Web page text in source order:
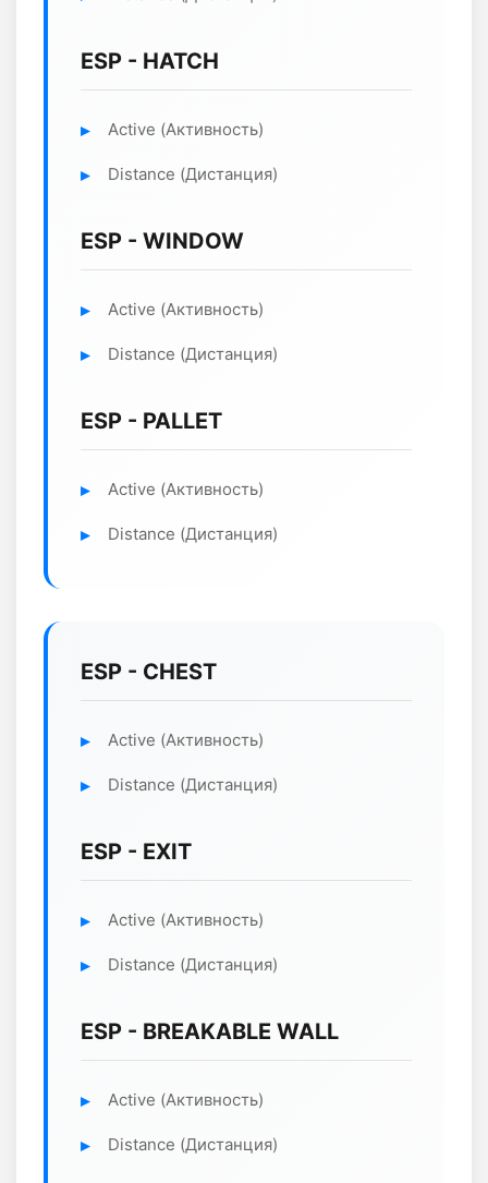
ESP - HATCH
Active (Активность)
Distance (Дистанция)
ESP - WINDOW
Active (Активность)
Distance (Дистанция)
ESP - PALLET
Active (Активность)
Distance (Дистанция)
ESP - CHEST
Active (Активность)
Distance (Дистанция)
ESP - EXIT
Active (Активность)
Distance (Дистанция)
ESP - BREAKABLE WALL
Active (Активность)
Distance (Дистанция)